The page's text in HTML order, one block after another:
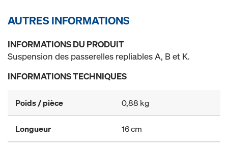
AUTRES INFORMATIONS
INFORMATIONS DU PRODUIT
Suspension des passerelles repliables A, B et K.
INFORMATIONS TECHNIQUES
Poids / pièce 0,88 kg
Longueur 16 cm